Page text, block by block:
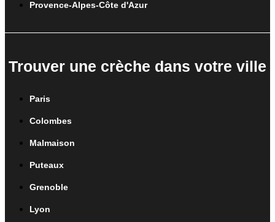
Provence-Alpes-Côte d'Azur
Trouver une crèche dans votre ville
Paris
Colombes
Malmaison
Puteaux
Grenoble
Lyon